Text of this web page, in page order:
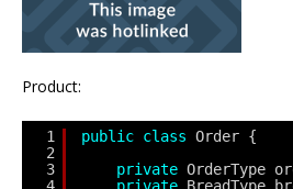
Product:
1
2
3
public class Order {
private OrderType